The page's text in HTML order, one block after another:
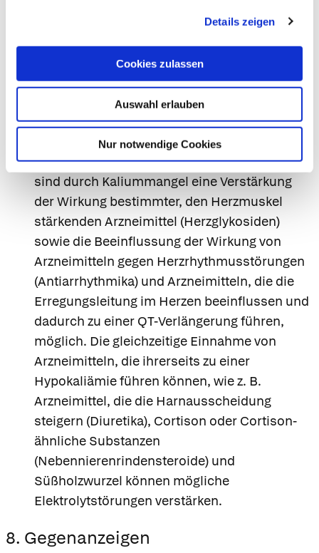
Details zeigen
Cookies zulassen
Auswahl erlauben
Nur notwendige Cookies
Informieren Sie Ihren Arzt oder Apotheker,
wenn Sie andere Arzneimittel
einnehmen/anwenden, kürzlich andere
Arzneimittel eingenommen/angewendet
haben oder beabsichtigen andere Arzneimittel
anzuwenden.
Bei andauerndem Gebrauch (Missbrauch)
sind durch Kaliummangel eine Verstärkung
der Wirkung bestimmter, den Herzmuskel
stärkenden Arzneimittel (Herzglykosiden)
sowie die Beeinflussung der Wirkung von
Arzneimitteln gegen Herzrhythmusstörungen
(Antiarrhythmika) und Arzneimitteln, die die
Erregungsleitung im Herzen beeinflussen und
dadurch zu einer QT-Verlängerung führen,
möglich. Die gleichzeitige Einnahme von
Arzneimitteln, die ihrerseits zu einer
Hypokaliämie führen können, wie z. B.
Arzneimittel, die die Harnausscheidung
steigern (Diuretika), Cortison oder Cortison-
ähnliche Substanzen
(Nebennierenrindensteroide) und
Süßholzwurzel können mögliche
Elektrolytstörungen verstärken.
8. Gegenanzeigen